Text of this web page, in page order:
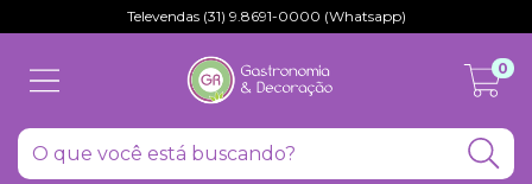
Televendas (31) 9.8691-0000 (Whatsapp)
0